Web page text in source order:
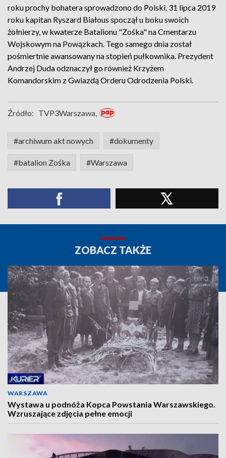
roku prochy bohatera sprowadzono do Polski. 31 lipca 2019
roku kapitan Ryszard Białous spoczął u boku swoich
żołnierzy, w kwaterze Batalionu "Zośka" na Cmentarzu
Wojskowym na Powązkach. Tego samego dnia został
pośmiertnie awansowany na stopień pułkownika. Prezydent
Andrzej Duda odznaczył go również Krzyżem
Komandorskim z Gwiazdą Orderu Odrodzenia Polski.
Źródło: TVP3Warszawa,
#archiwum akt nowych #dokumenty
#batalion Zośka #Warszawa
ZOBACZ TAKŻE
WARSZAWA
Wystawa u podnóża Kopca Powstania Warszawskiego.
Wzruszające zdjęcia pełne emocji